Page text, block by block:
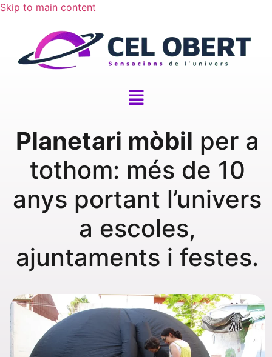
Skip to main content
Planetari mòbil per a
tothom: més de 10
anys portant l’univers
a escoles,
ajuntaments i festes.